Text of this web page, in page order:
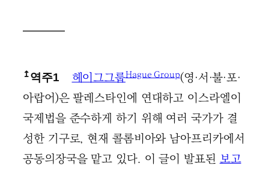
↥역주1 헤이그그룹Hague Group(영·서·불·포·
아랍어)은 팔레스타인에 연대하고 이스라엘이
국제법을 준수하게 하기 위해 여러 국가가 결
성한 기구로, 현재 콜롬비아와 남아프리카에서
공동의장국을 맡고 있다. 이 글이 발표된보고